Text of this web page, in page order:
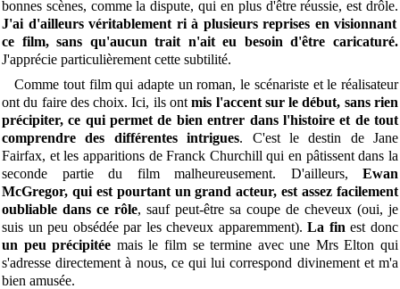
bonnes scènes, comme la dispute, qui en plus d'être réussie, est drôle.
J'ai d'ailleurs véritablement ri à plusieurs reprises en visionnant
ce film, sans qu'aucun trait n'ait eu besoin d'être caricaturé.
J'apprécie particulièrement cette subtilité.
Comme tout film qui adapte un roman, le scénariste et le réalisateur
ont du faire des choix. Ici, ils ontmis l'accent sur le début, sans rien
précipiter, ce qui permet de bien entrer dans l'histoire et de tout
comprendre des différentes intrigues. C'est le destin de Jane
Fairfax, et les apparitions de Franck Churchill qui en pâtissent dans la
seconde partie du film malheureusement. D'ailleurs, Ewan
McGregor, qui est pourtant un grand acteur, est assez facilement
oubliable dans ce rôle, sauf peut-être sa coupe de cheveux (oui, je
suis un peu obsédée par les cheveux apparemment).La fin est donc
un peu précipitée mais le film se termine avec une Mrs Elton qui
s'adresse directement à nous, ce qui lui correspond divinement et m'a
bien amusée.